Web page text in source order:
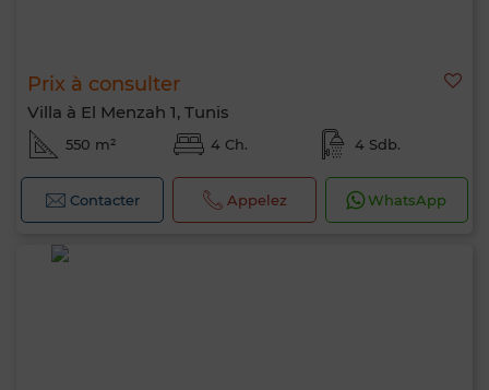
Prix à consulter
Villa à El Menzah 1, Tunis
550 m² 4 Ch. 4 Sdb.
Contacter Appelez WhatsApp